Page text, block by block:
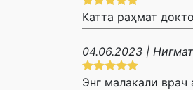
Катта раҳмат
04.06.2023 |
Энг малакали врач